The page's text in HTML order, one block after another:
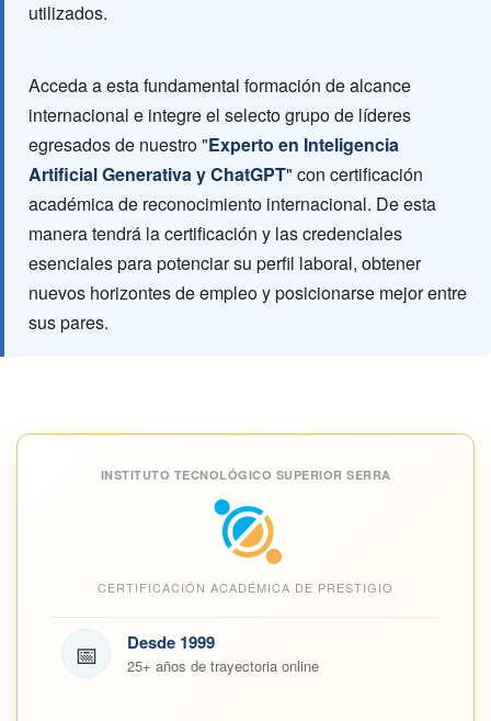
utilizados.
Acceda a esta fundamental formación de alcance
internacional e integre el selecto grupo de líderes
egresados de nuestro "Experto en Inteligencia
Artificial Generativa y ChatGPT" con certificación
académica de reconocimiento internacional. De esta
manera tendrá la certificación y las credenciales
esenciales para potenciar su perfil laboral, obtener
nuevos horizontes de empleo y posicionarse mejor entre
sus pares.
INSTITUTO TECNOLÓGICO SUPERIOR SERRA
CERTIFICACIÓN ACADÉMICA DE PRESTIGIO
📅 Desde 1999
25+ años de trayectoria online